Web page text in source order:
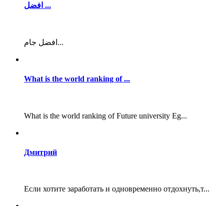
افضل ...
افضل جام...
What is the world ranking of ...
What is the world ranking of Future university Eg...
Дмитрий
Если хотите заработать и одновременно отдохнуть,т...